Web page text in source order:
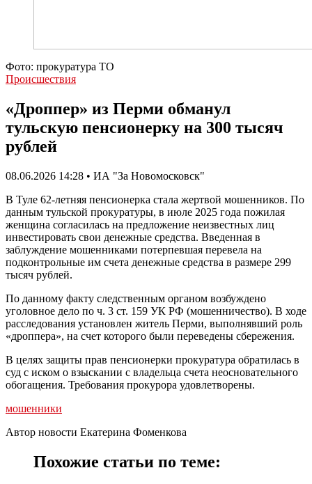
Фото: прокуратура ТО
Происшествия
«Дроппер» из Перми обманул
тульскую пенсионерку на 300 тысяч
рублей
08.06.2026 14:28 • ИА "За Новомосковск"
В Туле 62-летняя пенсионерка стала жертвой мошенников. По
данным тульской прокуратуры, в июле 2025 года пожилая
женщина согласилась на предложение неизвестных лиц
инвестировать свои денежные средства. Введенная в
заблуждение мошенниками потерпевшая перевела на
подконтрольные им счета денежные средства в размере 299
тысяч рублей.
По данному факту следственным органом возбуждено
уголовное дело по ч. 3 ст. 159 УК РФ (мошенничество). В ходе
расследования установлен житель Перми, выполнявший роль
«дроппера», на счет которого были переведены сбережения.
В целях защиты прав пенсионерки прокуратура обратилась в
суд с иском о взыскании с владельца счета неосновательного
обогащения. Требования прокурора удовлетворены.
мошенники
Автор новости Екатерина Фоменкова
Похожие статьи по теме: